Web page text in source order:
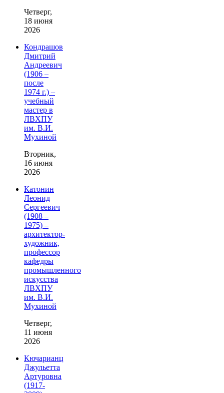
Четверг,
18 июня
2026
Кондрашов
Дмитрий
Андреевич
(1906 –
после
1974 г.) –
учебный
мастер в
ЛВХПУ
им. В.И.
Мухиной
Вторник,
16 июня
2026
Катонин
Леонид
Сергеевич
(1908 –
1975) –
архитектор-
художник,
профессор
кафедры
промышленного
искусства
ЛВХПУ
им. В.И.
Мухиной
Четверг,
11 июня
2026
Кючарианц
Джульетта
Артуровна
(1917-